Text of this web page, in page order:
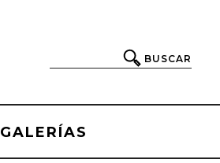
BUSCAR
GALERÍAS